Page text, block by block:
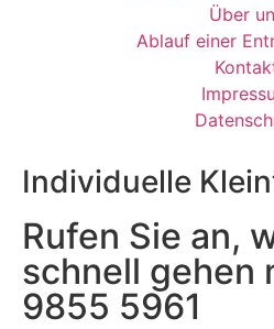
Über
Ablauf einer
Individuelle
Rufen Sie an,
schnell gehen
9855 5961